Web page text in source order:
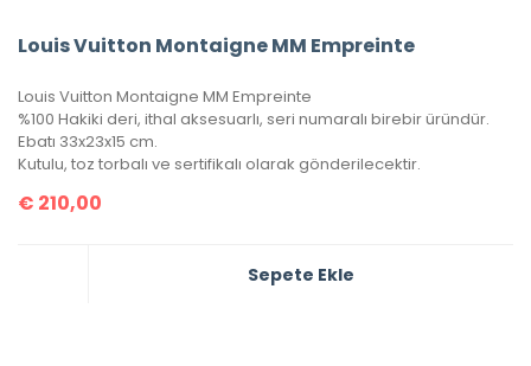
Louis Vuitton Montaigne MM Empreinte
Louis Vuitton Montaigne MM Empreinte
%100 Hakiki deri, ithal aksesuarlı, seri numaralı birebir üründür.
Ebatı 33x23x15 cm.
Kutulu, toz torbalı ve sertifikalı olarak gönderilecektir.
€ 210,00
Sepete Ekle